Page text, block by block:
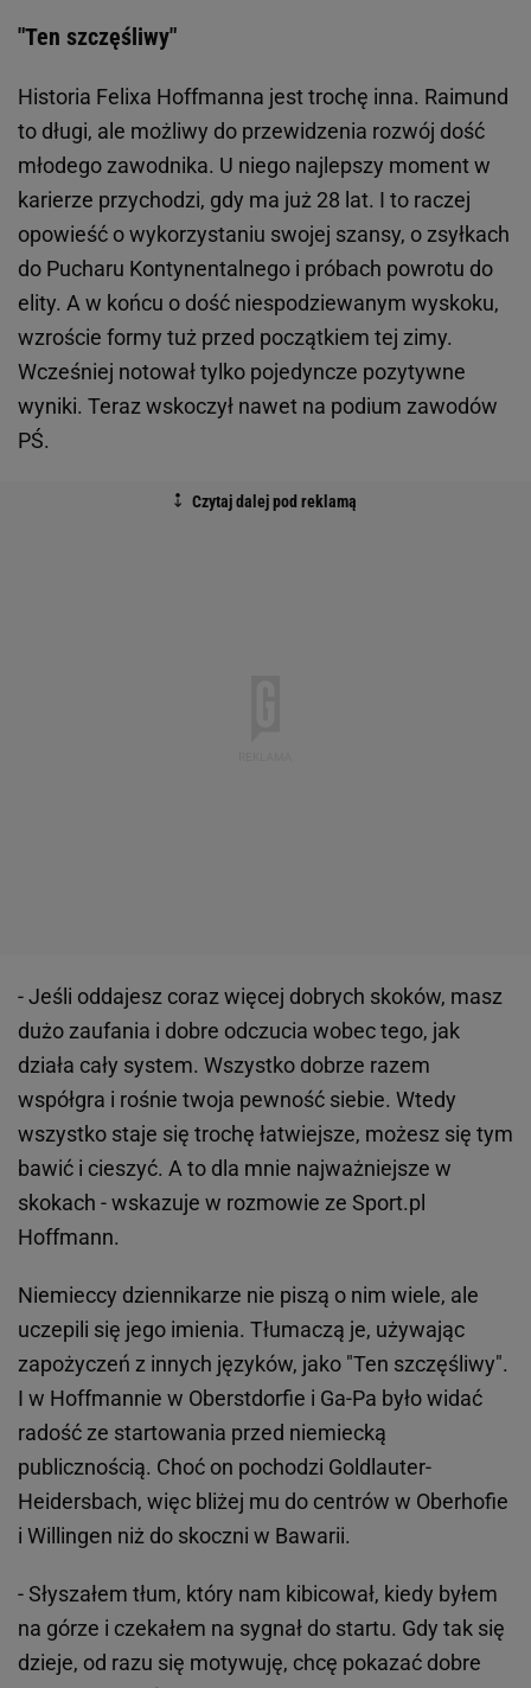
"Ten szczęśliwy"
Historia Felixa Hoffmanna jest trochę inna. Raimund
to długi, ale możliwy do przewidzenia rozwój dość
młodego zawodnika. U niego najlepszy moment w
karierze przychodzi, gdy ma już 28 lat. I to raczej
opowieść o wykorzystaniu swojej szansy, o zsyłkach
do Pucharu Kontynentalnego i próbach powrotu do
elity. A w końcu o dość niespodziewanym wyskoku,
wzroście formy tuż przed początkiem tej zimy.
Wcześniej notował tylko pojedyncze pozytywne
wyniki. Teraz wskoczył nawet na podium zawodów
PŚ.
- Jeśli oddajesz coraz więcej dobrych skoków, masz
dużo zaufania i dobre odczucia wobec tego, jak
działa cały system. Wszystko dobrze razem
współgra i rośnie twoja pewność siebie. Wtedy
wszystko staje się trochę łatwiejsze, możesz się tym
bawić i cieszyć. A to dla mnie najważniejsze w
skokach - wskazuje w rozmowie ze Sport.pl
Hoffmann.
Niemieccy dziennikarze nie piszą o nim wiele, ale
uczepili się jego imienia. Tłumaczą je, używając
zapożyczeń z innych języków, jako "Ten szczęśliwy".
I w Hoffmannie w Oberstdorfie i Ga-Pa było widać
radość ze startowania przed niemiecką
publicznością. Choć on pochodzi Goldlauter-
Heidersbach, więc bliżej mu do centrów w Oberhofie
i Willingen niż do skoczni w Bawarii.
- Słyszałem tłum, który nam kibicował, kiedy byłem
na górze i czekałem na sygnał do startu. Gdy tak się
dzieje, od razu się motywuję, chcę pokazać dobre